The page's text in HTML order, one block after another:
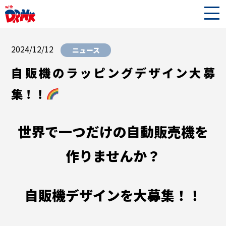
2024/12/12 ニュース
自販機のラッピングデザイン大募
集！！
世界で一つだけの自動販売機を
作りませんか？
自販機デザインを大募集！！